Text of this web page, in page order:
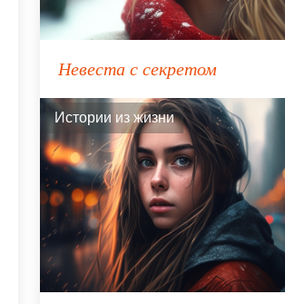
Невеста с секретом
Истории из жизни